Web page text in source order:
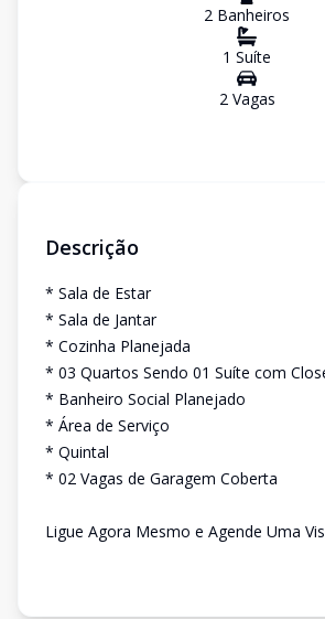
2 Banheiros
1 Suíte
2Vagas
Descrição
* Sala de Estar
* Sala de Jantar
* Cozinha Planejada
* 03 Quartos Sendo 01 Suíte com
* Banheiro Social Planejado
* Área de Serviço
* Quintal
* 02 Vagas de Garagem Coberta
Ligue Agora Mesmo e Agende Uma